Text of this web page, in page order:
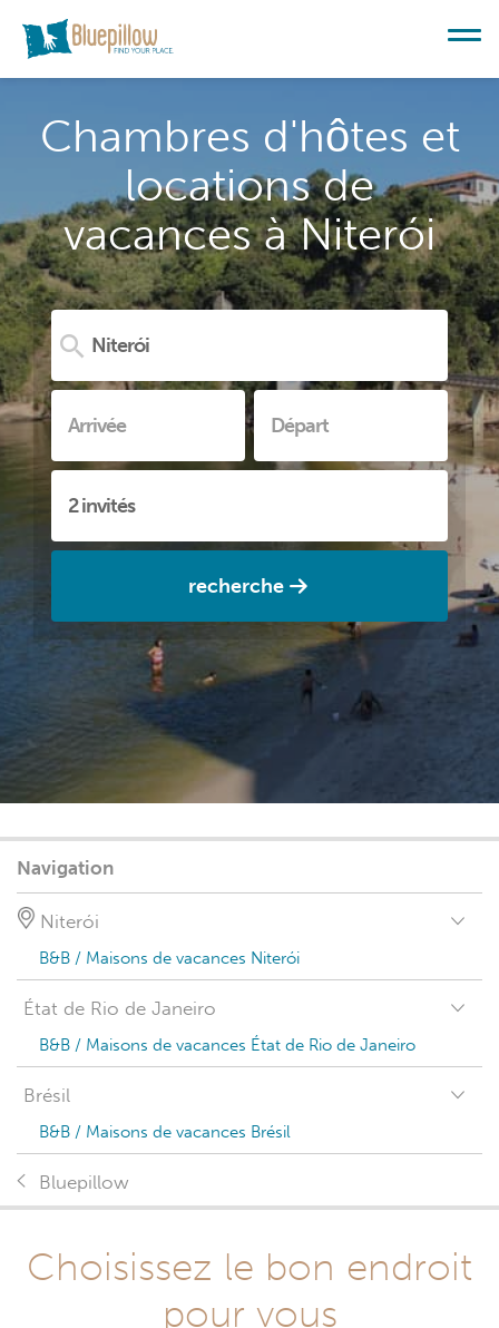
Chambres d'hôtes et
locations de
vacances à Niterói
recherche
Navigation
Niterói
B&B / Maisons de vacances Niterói
État de Rio de Janeiro
B&B / Maisons de vacances État de Rio de Janeiro
Brésil
B&B / Maisons de vacances Brésil
Bluepillow
Choisissez le bon endroit
pour vous